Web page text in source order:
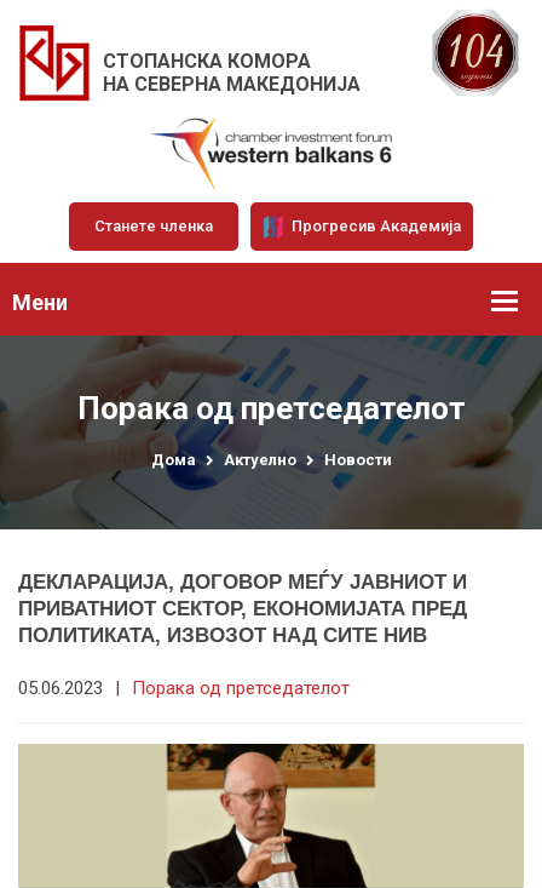
СТОПАНСКА КОМОРА
НА СЕВЕРНА МАКЕДОНИЈА
Станете членка Прогресив Академија
Мени
Порака од претседателот
Дома Актуелно Новости
ДЕКЛАРАЦИЈА, ДОГОВОР МЕЃУ ЈАВНИОТ И
ПРИВАТНИОТ СЕКТОР, ЕКОНОМИЈАТА ПРЕД
ПОЛИТИКАТА, ИЗВОЗОТ НАД СИТЕ НИВ
05.06.2023 | Порака од претседателот